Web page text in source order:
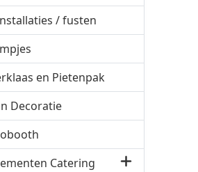
/ fusten
en Pietenpak
Decoratie
Catering